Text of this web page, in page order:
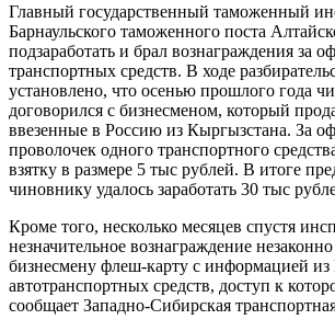
Главный государственный таможенный
Барнаульского таможенного поста
подзаработать и брал вознаграждения за
транспортных средств. В ходе
установлено, что осенью прошлого года
договорился с бизнесменом, который
ввезенные в Россию из Кыргызстана. За
проволочек одного транспортного
взятку в размере 5 тыс рублей. В итоге
чиновнику удалось заработать 30 тыс
Кроме того, несколько месяцев спустя
незначительное вознаграждение
бизнесмену флеш-карту с информацией из
автотранспортных средств, доступ к
сообщает Западно-Сибирская